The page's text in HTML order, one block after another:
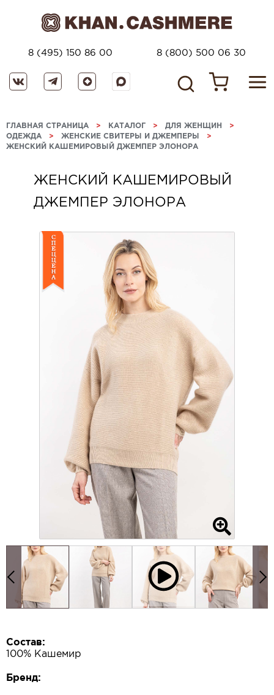
8 (495) 150 86 00 8 (800) 500 06 30
ГЛАВНАЯ СТРАНИЦА > КАТАЛОГ > ДЛЯ ЖЕНЩИН >
ОДЕЖДА > ЖЕНСКИЕ СВИТЕРЫ И ДЖЕМПЕРЫ >
ЖЕНСКИЙ КАШЕМИРОВЫЙ ДЖЕМПЕР ЭЛОНОРА
ЖЕНСКИЙ КАШЕМИРОВЫЙ
ДЖЕМПЕР ЭЛОНОРА
Состав:
100% Кашемир
Бренд: